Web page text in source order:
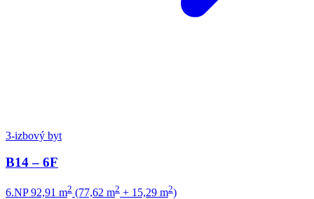
3-izbový byt
B14 – 6F
6.NP 92,91 m2 (77,62 m2 + 15,29 m2)